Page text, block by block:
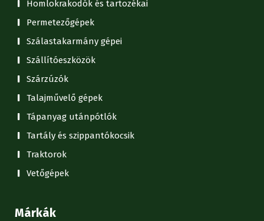
Homlokrakodók és tartozékai
Permetezőgépek
Szálastakarmány gépei
Szállítóeszközök
Szárzúzók
Talajművelő gépek
Tápanyag utánpótlók
Tartály és szippantókocsik
Traktorok
Vetőgépek
Márkák